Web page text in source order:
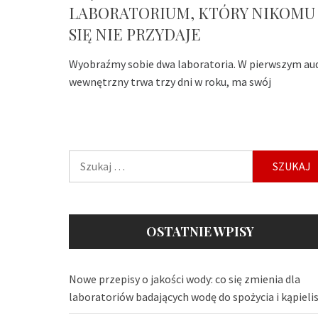
LABORATORIUM, KTÓRY NIKOMU
SIĘ NIE PRZYDAJE
Wyobraźmy sobie dwa laboratoria. W pierwszym
wewnętrzny trwa trzy dni w roku, ma swój
OSTATNIE WPISY
Nowe przepisy o jakości wody: co się zmienia dla
laboratoriów badających wodę do spożycia i